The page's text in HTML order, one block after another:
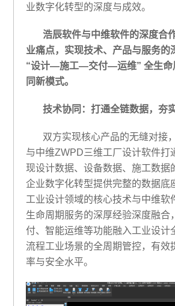
业数字化转型的深度与成效。
浩辰软件与中维软件的深度合
业痛点，实现技术、产品与服务的
“设计—施工—交付—运维” 全生命
同新模式。
技术协同：打通全链数据，夯
双方实现核心产品的无缝对接
与中维ZWPD三维工厂设计软件打
现设计数据、设备数据、施工数据
企业数字化转型提供完整的数据底
工业设计领域的核心技术与中维软
生命周期服务的深厚经验深度融合
付、智能运维等功能融入工业设计
流程工业场景的全周期管控，有效
率与安全水平。